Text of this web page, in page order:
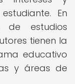
En
estudios
tienen la
educativo
y áreas de